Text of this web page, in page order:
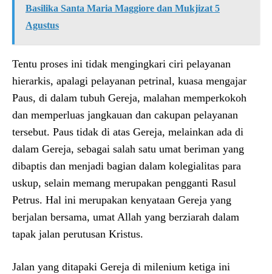
Basilika Santa Maria Maggiore dan Mukjizat 5
Agustus
Tentu proses ini tidak mengingkari ciri pelayanan
hierarkis, apalagi pelayanan petrinal, kuasa mengajar
Paus, di dalam tubuh Gereja, malahan memperkokoh
dan memperluas jangkauan dan cakupan pelayanan
tersebut. Paus tidak di atas Gereja, melainkan ada di
dalam Gereja, sebagai salah satu umat beriman yang
dibaptis dan menjadi bagian dalam kolegialitas para
uskup, selain memang merupakan pengganti Rasul
Petrus. Hal ini merupakan kenyataan Gereja yang
berjalan bersama, umat Allah yang berziarah dalam
tapak jalan perutusan Kristus.
Jalan yang ditapaki Gereja di milenium ketiga ini